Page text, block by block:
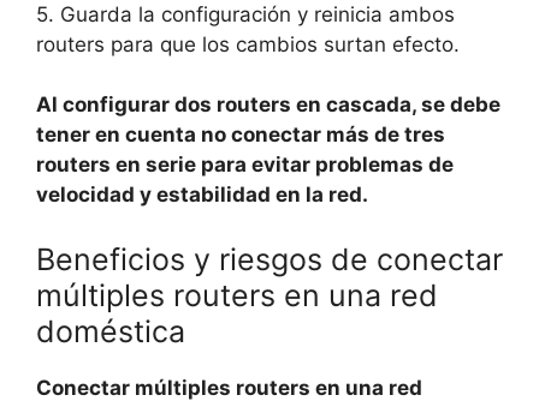
5. Guarda la configuración y reinicia ambos
routers para que los cambios surtan efecto.
Al configurar dos routers en cascada, se debe
tener en cuenta no conectar más de tres
routers en serie para evitar problemas de
velocidad y estabilidad en la red.
Beneficios y riesgos de conectar
múltiples routers en una red
doméstica
Conectar múltiples routers en una red